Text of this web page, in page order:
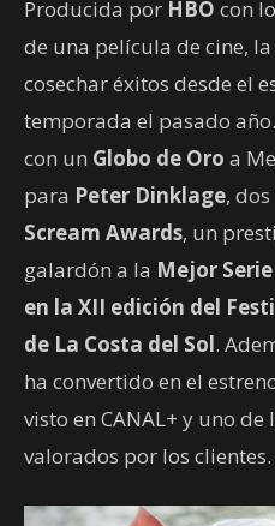
Producida por HBO con
de una película de cine,
cosechar éxitos desde el
temporada el pasado
con un Globo de Oro a
para Peter Dinklage, dos
Scream Awards, un
galardón a la Mejor
en la XII edición del
de La Costa del Sol.
ha convertido en el
visto en CANAL+ y uno
valorados por los clientes.